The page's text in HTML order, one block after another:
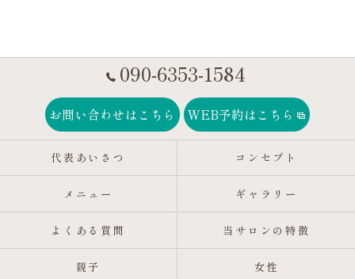
090-6353-1584
お問い合わせはこちら WEB予約はこちら
代表あいさつ コンセプト
メニュー ギャラリー
よくある質問 当サロンの特徴
親子 女性